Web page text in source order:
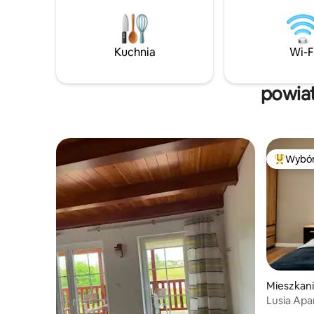
ma swoją balię/ jacuzzi. Możesz wybrać
pobyt w jednym domku lub zabrać
rodzinę / grupę przyjaciół i wynająć oba
domki mając całą przestrzeń na
Kuchnia Wi-
Lusia